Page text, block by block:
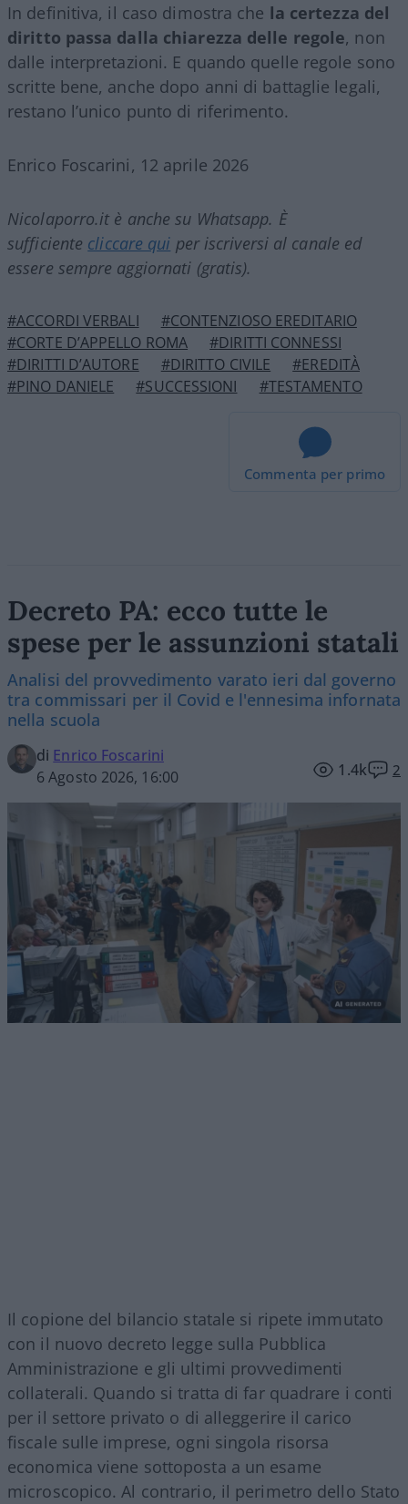
In definitiva, il caso dimostra che la certezza del
diritto passa dalla chiarezza delle regole, non
dalle interpretazioni. E quando quelle regole sono
scritte bene, anche dopo anni di battaglie legali,
restano l’unico punto di riferimento.
Enrico Foscarini, 12 aprile 2026
Nicolaporro.it è anche su Whatsapp. È
sufficiente cliccare qui per iscriversi al canale ed
essere sempre aggiornati (gratis).
#ACCORDI VERBALI
#CONTENZIOSO EREDITARIO
#CORTE D’APPELLO ROMA
#DIRITTI CONNESSI
#DIRITTI D’AUTORE
#DIRITTO CIVILE
#EREDITÀ
#PINO DANIELE
#SUCCESSIONI #TESTAMENTO
Commenta per primo
Decreto PA: ecco tutte le
spese per le assunzioni statali
Analisi del provvedimento varato ieri dal governo
tra commissari per il Covid e l'ennesima infornata
nella scuola
di Enrico Foscarini
6 Agosto 2026, 16:00
1.4k 2
Il copione del bilancio statale si ripete immutato
con il nuovo decreto legge sulla Pubblica
Amministrazione e gli ultimi provvedimenti
collaterali. Quando si tratta di far quadrare i conti
per il settore privato o di alleggerire il carico
fiscale sulle imprese, ogni singola risorsa
economica viene sottoposta a un esame
microscopico. Al contrario, il perimetro dello Stato